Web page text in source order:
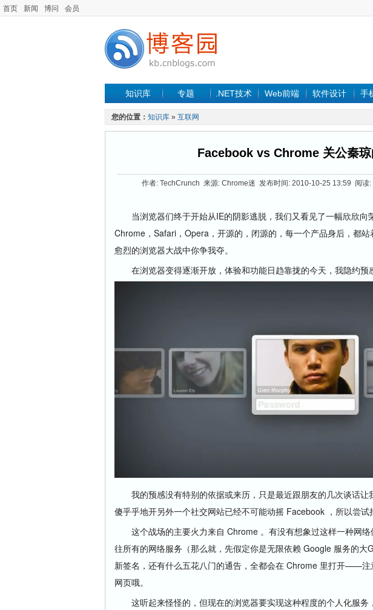
首页 新闻 博问 会员
知识库 专题 .NET技术 Web前端 软件设计 手
您的位置： 知识库 » 互联网
Facebook vs Chrome 关公秦琼
作者: TechCrunch 来源: Chrome迷 发布时间: 2010-10-25 13:59 阅读
当浏览器们终于开始从IE的阴影逃脱，我们又看见了一幅欣欣向
Chrome，Safari，Opera，开源的，闭源的，每一个产品身后，都
愈烈的浏览器大战中你争我夺。
在浏览器变得逐渐开放，体验和功能日趋靠拢的今天，我隐约预
我的预感没有特别的依据或来历，只是最近跟朋友的几次谈话让
傻乎乎地开另外一个社交网站已经不可能动摇 Facebook ，所以尝试
这个战场的主要火力来自 Chrome 。有没有想象过这样一种网络
往所有的网络服务（那么就，先假定你是无限依赖 Google 服务的大
新签名，还有什么五花八门的通告，全都会在 Chrome 里打开——
网页哦。
这听起来怪怪的，但现在的浏览器要实现这种程度的个人化服务